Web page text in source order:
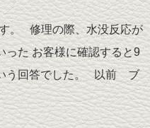
。 修理の際、水没反応が
った お客様に確認すると9
う回答でした。 以前 ブ